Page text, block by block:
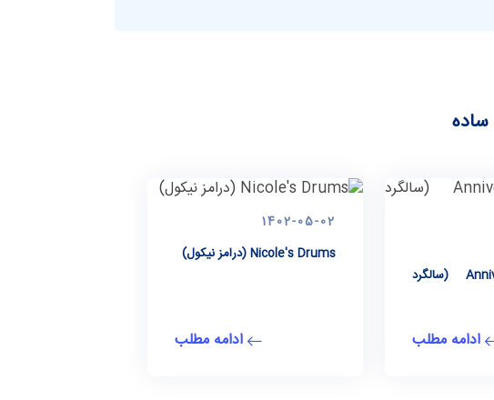
Anniversary Day (سالگرد
ادامه مطلب
1402-05-02
Nicole's Drums (درامز نیکول)
ادامه مطلب